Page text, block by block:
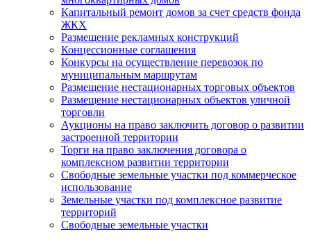
Капитальный ремонт домов за счет средств фонда
ЖКХ
Размещение рекламных конструкций
Концессионные соглашения
Конкурсы на осуществление перевозок по
муниципальным маршрутам
Размещение нестационарных торговых объектов
Размещение нестационарных объектов уличной
торговли
Аукционы на право заключить договор о развитии
застроенной территории
Торги на право заключения договора о
комплексном развитии территории
Свободные земельные участки под коммерческое
использование
Земельные участки под комплексное развитие
территорий
Свободные земельные участки